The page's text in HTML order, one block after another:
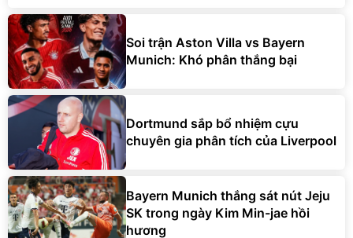
Soi trận Aston Villa vs Bayern
Munich: Khó phân thắng bại
Dortmund sắp bổ nhiệm cựu
chuyên gia phân tích của Liverpool
Bayern Munich thắng sát nút Jeju
SK trong ngày Kim Min-jae hồi
hương